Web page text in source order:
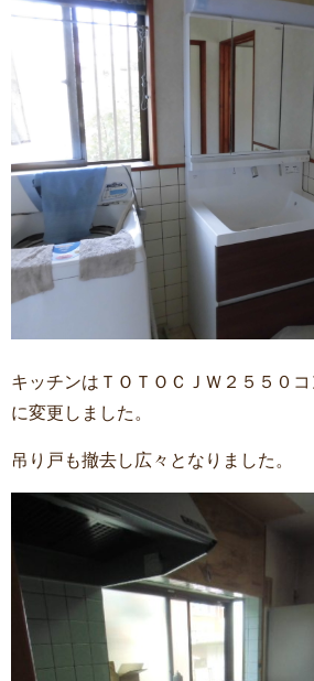
キッチンはＴＯＴＯＣＪＷ２５５０
に変更しました。
吊り戸も撤去し広々となりました。